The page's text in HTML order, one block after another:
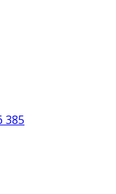
385